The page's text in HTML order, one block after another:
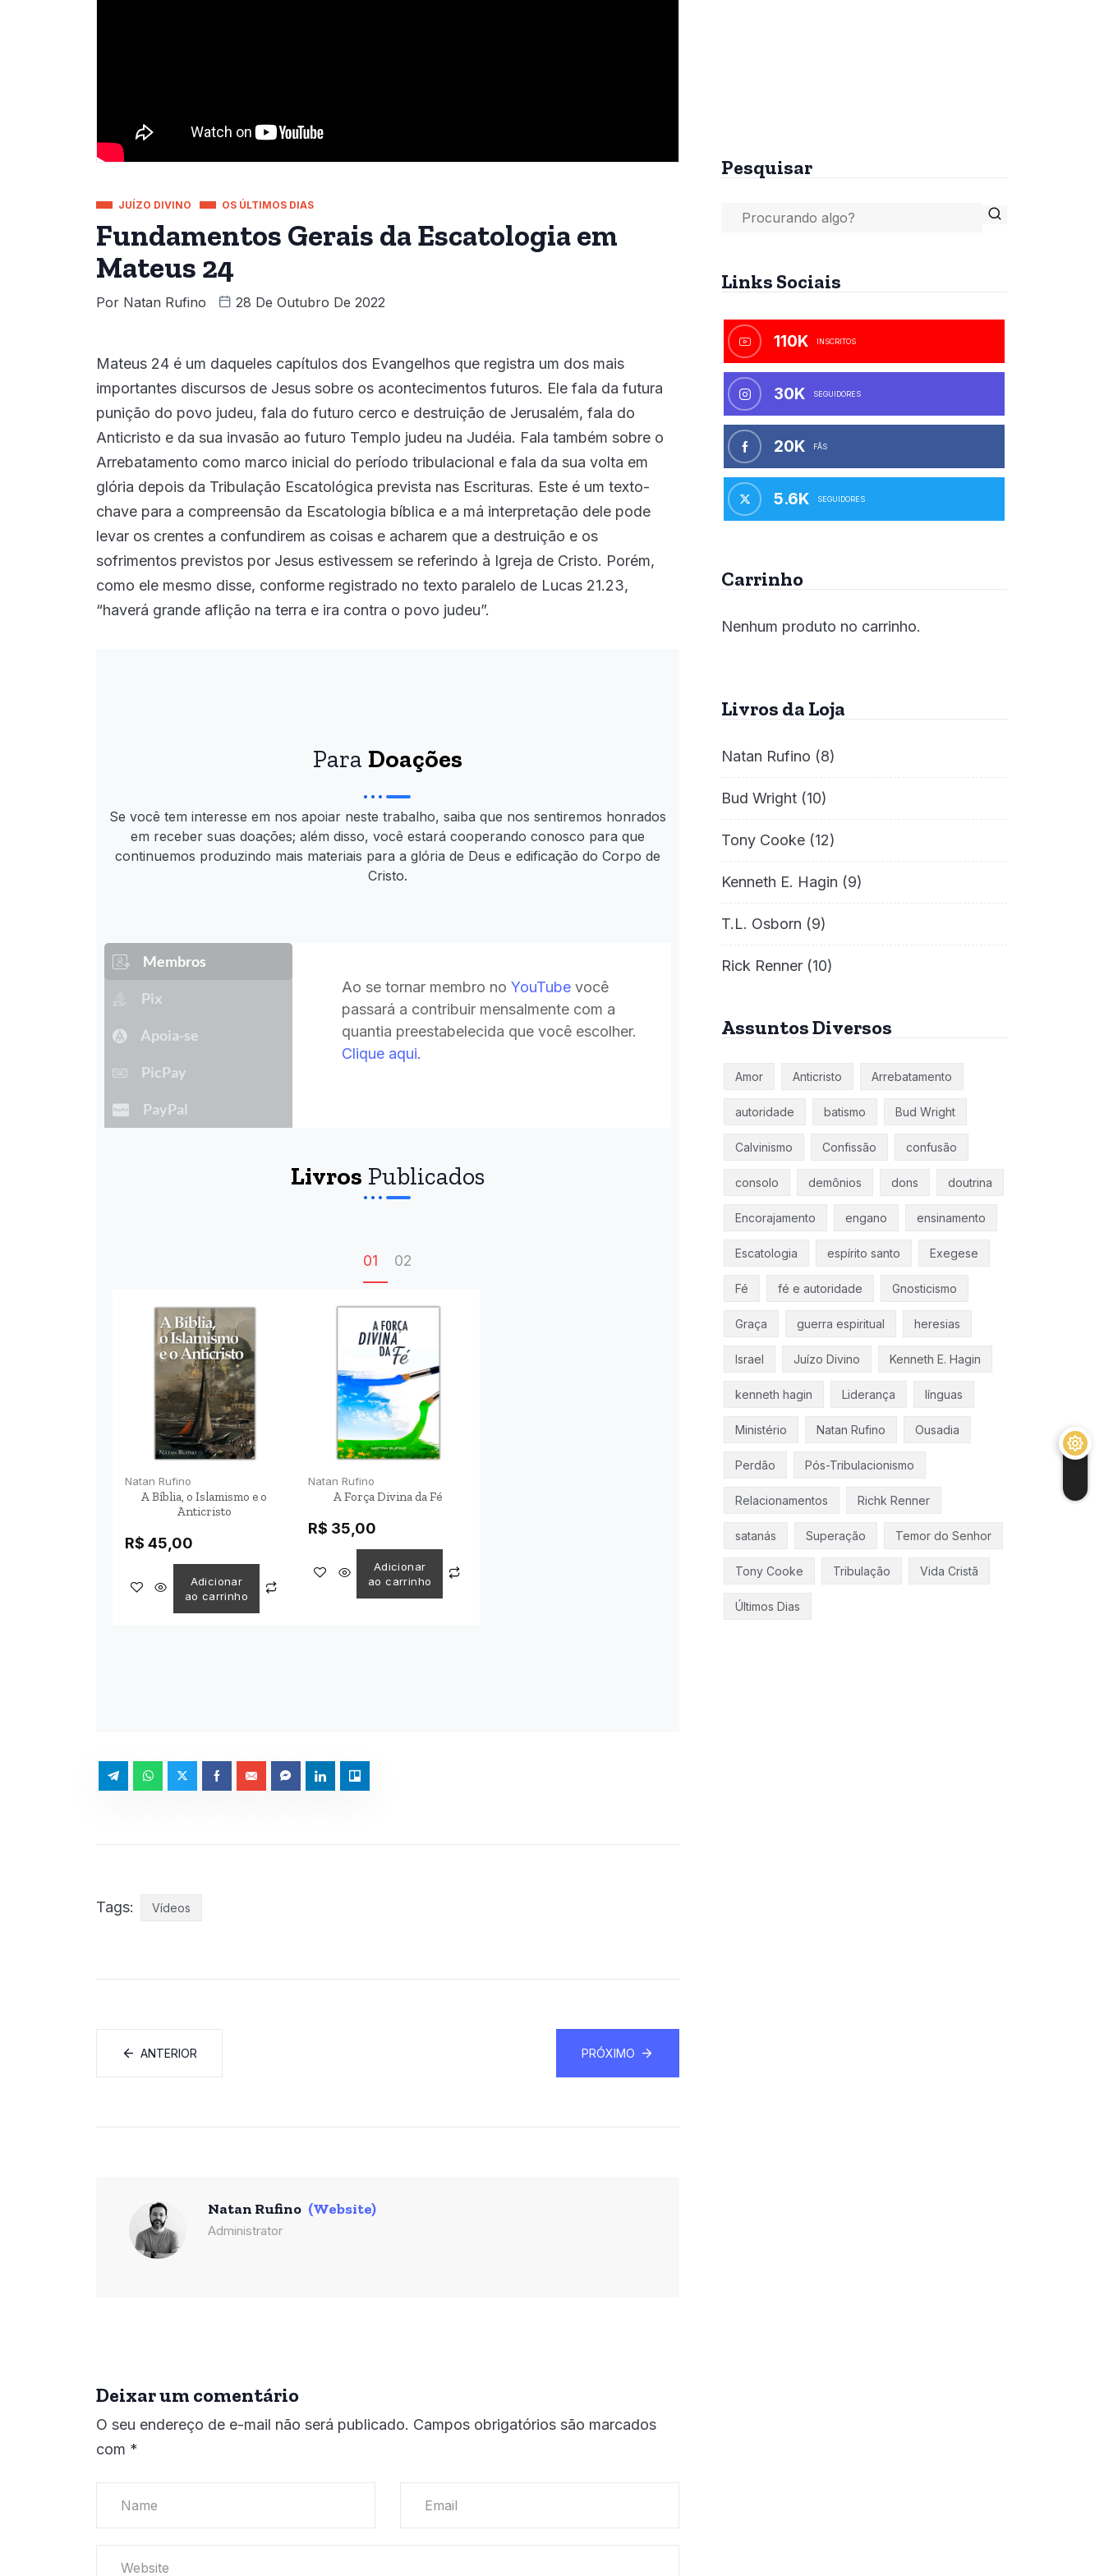
JUÍZO DIVINO OS ÚLTIMOS DIAS
Fundamentos Gerais da Escatologia em
Mateus 24
Por Natan Rufino 28 De Outubro De 2022
Mateus 24 é um daqueles capítulos dos Evangelhos que registra um dos mais
importantes discursos de Jesus sobre os acontecimentos futuros. Ele fala da futura
punição do povo judeu, fala do futuro cerco e destruição de Jerusalém, fala do
Anticristo e da sua invasão ao futuro Templo judeu na Judéia. Fala também sobre o
Arrebatamento como marco inicial do período tribulacional e fala da sua volta em
glória depois da Tribulação Escatológica prevista nas Escrituras. Este é um texto-
chave para a compreensão da Escatologia bíblica e a má interpretação dele pode
levar os crentes a confundirem as coisas e acharem que a destruição e os
sofrimentos previstos por Jesus estivessem se referindo à Igreja de Cristo. Porém,
como ele mesmo disse, conforme registrado no texto paralelo de Lucas 21.23,
“haverá grande aflição na terra e ira contra o povo judeu”.
Para Doações
Se você tem interesse em nos apoiar neste trabalho, saiba que nos sentiremos honrados
em receber suas doações; além disso, você estará cooperando conosco para que
continuemos produzindo mais materiais para a glória de Deus e edificação do Corpo de
Cristo.
Membros
Pix
Apoia-se
PicPay
PayPal
Ao se tornar membro noYouTube você
passará a contribuir mensalmente com a
quantia preestabelecida que você escolher.
Clique aqui.
Livros Publicados
01 02
Natan Rufino
A Bíblia, o Islamismo e o
Anticristo
R$ 45,00
Adicionar
ao carrinho
Natan Rufino
A Força Divina da Fé
R$ 35,00
Adicionar
ao carrinho
Tags: Vídeos
ANTERIOR PRÓXIMO
Natan Rufino (Website)
Administrator
Deixar um comentário
O seu endereço de e-mail não será publicado. Campos obrigatórios são marcados
com *
Pesquisar
Links Sociais
110K INSCRITOS
30K SEGUIDORES
20K FÃS
5.6K SEGUIDORES
Carrinho
Nenhum produto no carrinho.
Livros da Loja
Natan Rufino (8)
Bud Wright (10)
Tony Cooke (12)
Kenneth E. Hagin (9)
T.L. Osborn (9)
Rick Renner (10)
Assuntos Diversos
Amor Anticristo Arrebatamento
autoridade batismo Bud Wright
Calvinismo Confissão confusão
consolo demônios dons doutrina
Encorajamento engano ensinamento
Escatologia espírito santo Exegese
Fé fé e autoridade Gnosticismo
Graça guerra espiritual heresias
Israel Juízo Divino Kenneth E. Hagin
kenneth hagin Liderança línguas
Ministério Natan Rufino Ousadia
Perdão Pós-Tribulacionismo
Relacionamentos Richk Renner
satanás Superação Temor do Senhor
Tony Cooke Tribulação Vida Cristã
Últimos Dias